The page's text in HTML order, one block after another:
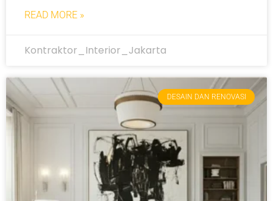
READ MORE »
Kontraktor_Interior_Jakarta
DESAIN DAN RENOVASI